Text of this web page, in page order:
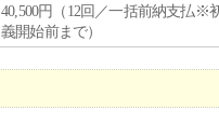
40,500円（12回／一括前納支払※
義開始前まで）